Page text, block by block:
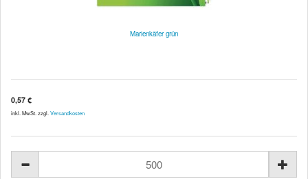
Marienkäfer grün
0,57 €
inkl. MwSt. zzgl. Versandkosten